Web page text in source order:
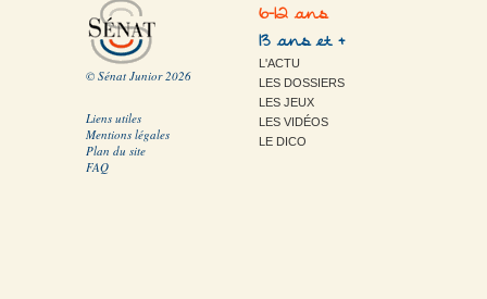
© Sénat Junior 2026
Liens utiles
Mentions légales
Plan du site
FAQ
6-12 ans
13 ans et +
L'ACTU
LES DOSSIERS
LES JEUX
LES VIDÉOS
LE DICO